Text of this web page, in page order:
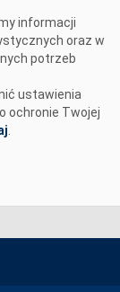
informacji
oraz w
potrzeb
ustawienia
ochronie Twojej